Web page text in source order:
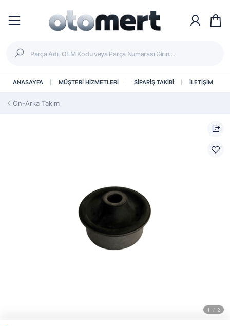
ANASAYFA MÜŞTERİ HİZMETLERİ SİPARİŞ TAKİBİ İLETİŞİM
Ön-Arka Takım